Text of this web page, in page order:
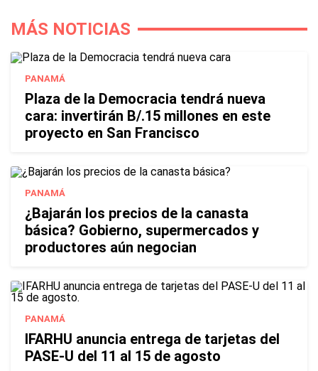
MÁS NOTICIAS
PANAMÁ
Plaza de la Democracia tendrá nueva
cara: invertirán B/.15 millones en este
proyecto en San Francisco
PANAMÁ
¿Bajarán los precios de la canasta
básica? Gobierno, supermercados y
productores aún negocian
PANAMÁ
IFARHU anuncia entrega de tarjetas del
PASE-U del 11 al 15 de agosto